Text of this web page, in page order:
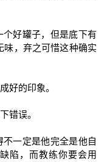
好罐子，但是底下有
味，弃之可惜这种确实
好的印象。
错误。
一定是他完全是他自
陷，而教练你要会用